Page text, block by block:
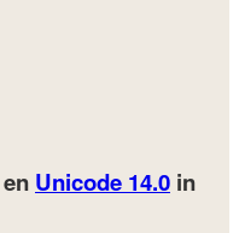
en Unicode 14.0 in